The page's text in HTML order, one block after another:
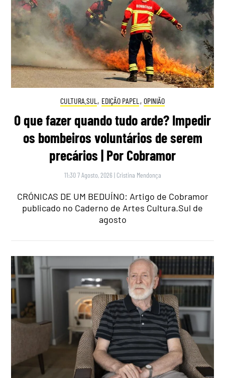
CULTURA.SUL , EDIÇÃO PAPEL , OPINIÃO
O que fazer quando tudo arde? Impedir
os bombeiros voluntários de serem
precários | Por Cobramor
11:30 7 Agosto, 2026 | Cristina Mendonça
CRÓNICAS DE UM BEDUÍNO: Artigo de Cobramor
publicado no Caderno de Artes Cultura.Sul de
agosto